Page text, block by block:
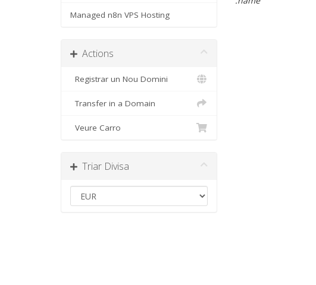
Managed n8n VPS Hosting
Actions
Registrar un Nou Domini
Transfer in a Domain
Veure Carro
Triar Divisa